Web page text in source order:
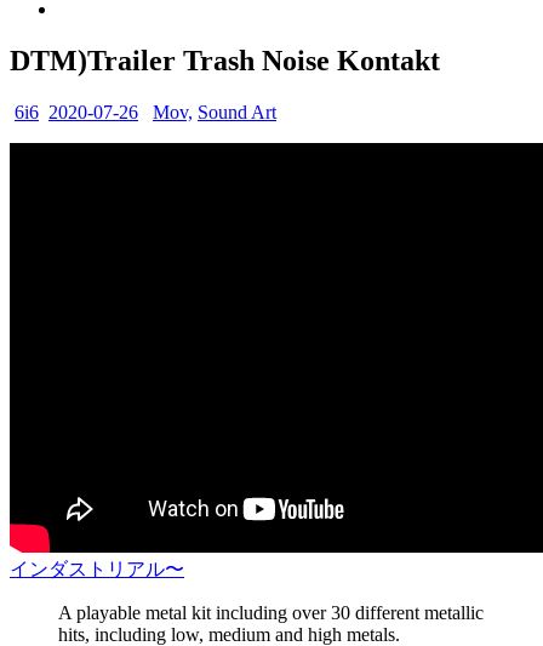
DTM)Trailer Trash Noise Kontakt
6i6 2020-07-26 Mov, Sound Art
インダストリアル〜
A playable metal kit including over 30 different metallic
hits, including low, medium and high metals.